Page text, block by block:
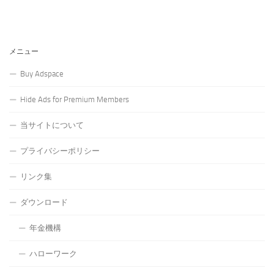
メニュー
Buy Adspace
Hide Ads for Premium Members
当サイトについて
プライバシーポリシー
リンク集
ダウンロード
年金機構
ハローワーク